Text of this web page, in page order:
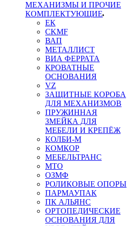
МЕХАНИЗМЫ И ПРОЧИЕ
КОМПЛЕКТУЮЩИЕ
ЕК
CKMF
ВАП
МЕТАЛЛИСТ
ВИА ФЕРРАТА
КРОВАТНЫЕ
ОСНОВАНИЯ
VZ
ЗАЩИТНЫЕ КОРОБА
ДЛЯ МЕХАНИЗМОВ
ПРУЖИННАЯ
ЗМЕЙКА ДЛЯ
МЕБЕЛИ И КРЕПЁЖ
КОЛБИ-М
КОМКОР
МЕБЕЛЬТРАНС
MTO
ОЗМФ
РОЛИКОВЫЕ ОПОРЫ
ПАРМАУПАК
ПК АЛЬЯНС
ОРТОПЕДИЧЕСКИЕ
ОСНОВАНИЯ ДЛЯ